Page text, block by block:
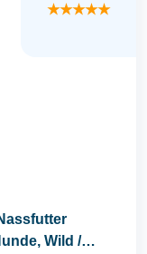
★★★★★
Wild /